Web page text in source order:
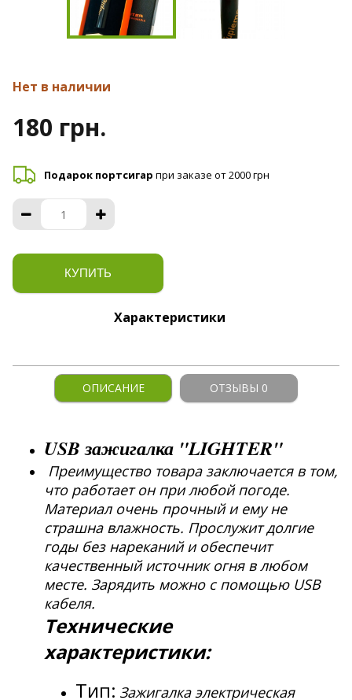
Нет в наличии
180 грн.
Подарок портсигар при заказе от 2000 грн
КУПИТЬ
Характеристики
ОПИСАНИЕ ОТЗЫВЫ 0
USB зажигалка "LIGHTER"
Преимущество товара заключается в том,
что работает он при любой погоде.
Материал очень прочный и ему не
страшна влажность. Прослужит долгие
годы без нареканий и обеспечит
качественный источник огня в любом
месте. Зарядить можно с помощью USB
кабеля.
Технические
характеристики:
Тип: Зажигалка электрическая